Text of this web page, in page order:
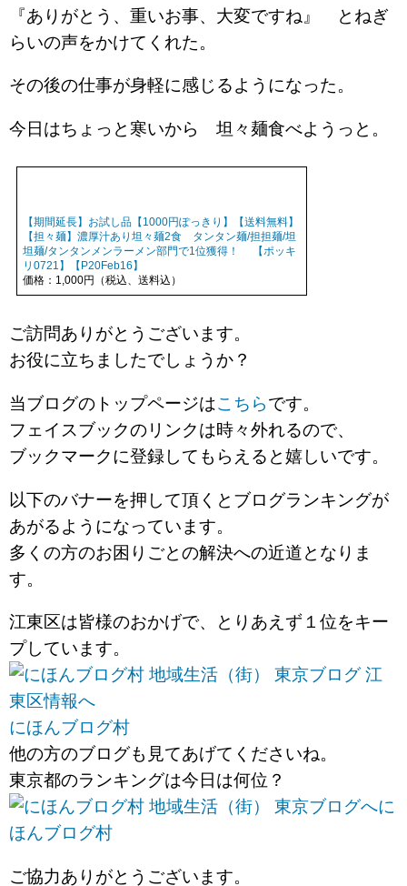
『ありがとう、重いお事、大変ですね』 とねぎ
らいの声をかけてくれた。
その後の仕事が身軽に感じるようになった。
今日はちょっと寒いから 坦々麺食べようっと。
【期間延長】お試し品【1000円ぽっきり】【送料無料】
【担々麺】濃厚汁あり坦々麺2食 タンタン麺/担担麺/坦
坦麺/タンタンメンラーメン部門で1位獲得！ 【ポッキ
リ0721】【P20Feb16】
価格：1,000円（税込、送料込）
ご訪問ありがとうございます。
お役に立ちましたでしょうか？
当ブログのトップページはこちらです。
フェイスブックのリンクは時々外れるので、
ブックマークに登録してもらえると嬉しいです。
以下のバナーを押して頂くとブログランキングが
あがるようになっています。
多くの方のお困りごとの解決への近道となりま
す。
江東区は皆様のおかげで、とりあえず１位をキー
プしています。
にほんブログ村
他の方のブログも見てあげてくださいね。
東京都のランキングは今日は何位？
に
ほんブログ村
ご協力ありがとうございます。